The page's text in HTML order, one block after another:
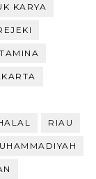
KARYA
RIAU